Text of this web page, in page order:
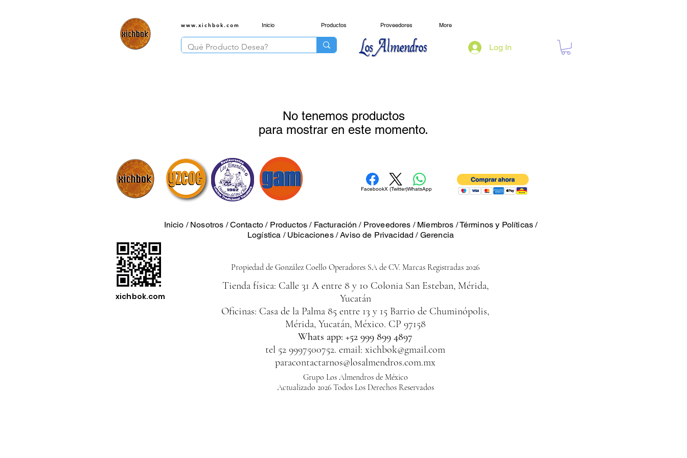
www.xichbok.com Inicio Productos Proveedores More
Log In
No tenemos productos
para mostrar en este momento.
FacebookX (Twitter)WhatsApp
Inicio / Nosotros /Contacto / Productos / Facturación / Proveedores / Miembros /Términos y Políticas /
Logística / Ubicaciones/Aviso de Privacidad / Gerencia
xichbok.com
Propiedad de González Coello Operadores SA de CV. Marcas Registradas 2026
Tienda física: Calle 31 A entre 8 y 10 Colonia San Esteban, Mérida,
Yucatán
Oficinas: Casa de la Palma 85 entre 13 y 15 Barrio de Chuminópolis,
Mérida, Yucatán, México. CP 97158
Whats app: +52 999 899 4897
tel 52 9997500752. email: xichbok@gmail.com
paracontactarnos@losalmendros.com.mx
Grupo Los Almendros de México
Actualizado 2026 Todos Los Derechos Reservados